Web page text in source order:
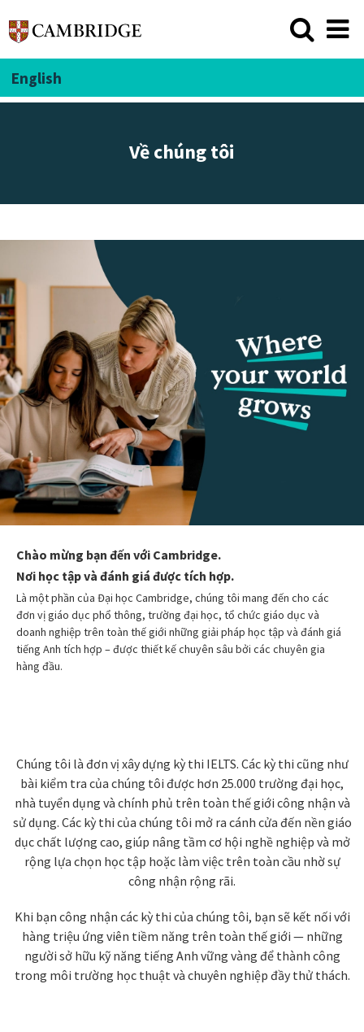
English
Về chúng tôi
Chào mừng bạn đến với Cambridge.
Nơi học tập và đánh giá được tích hợp.
Là một phần của Đại học Cambridge, chúng tôi mang đến cho các
đơn vị giáo dục phổ thông, trường đại học, tổ chức giáo dục và
doanh nghiệp trên toàn thế giới những giải pháp học tập và đánh giá
tiếng Anh tích hợp – được thiết kế chuyên sâu bởi các chuyên gia
hàng đầu.
Chúng tôi là đơn vị xây dựng kỳ thi IELTS. Các kỳ thi cũng như
bài kiểm tra của chúng tôi được hơn 25.000 trường đại học,
nhà tuyển dụng và chính phủ trên toàn thế giới công nhận và
sử dụng. Các kỳ thi của chúng tôi mở ra cánh cửa đến nền giáo
dục chất lượng cao, giúp nâng tầm cơ hội nghề nghiệp và mở
rộng lựa chọn học tập hoặc làm việc trên toàn cầu nhờ sự
công nhận rộng rãi.
Khi bạn công nhận các kỳ thi của chúng tôi, bạn sẽ kết nối với
hàng triệu ứng viên tiềm năng trên toàn thế giới — những
người sở hữu kỹ năng tiếng Anh vững vàng để thành công
trong môi trường học thuật và chuyên nghiệp đầy thử thách.